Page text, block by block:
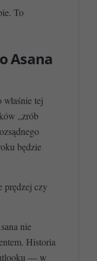
To
Asana
tej
„zrób
będzie
prędzej czy
nie
Historia
— w